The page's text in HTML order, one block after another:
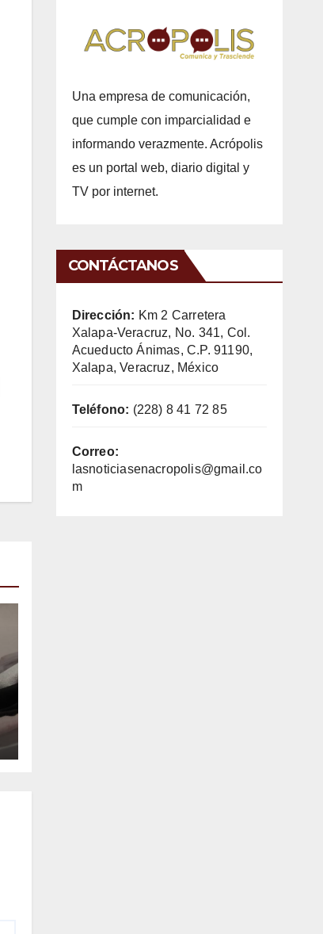
Una empresa de comunicación,
que cumple con imparcialidad e
informando verazmente. Acrópolis
es un portal web, diario digital y
TV por internet.
CONTÁCTANOS
Dirección: Km 2 Carretera
Xalapa-Veracruz, No. 341, Col.
Acueducto Ánimas, C.P. 91190,
Xalapa, Veracruz, México
Teléfono: (228) 8 41 72 85
Correo:
lasnoticiasenacropolis@gmail.co
m